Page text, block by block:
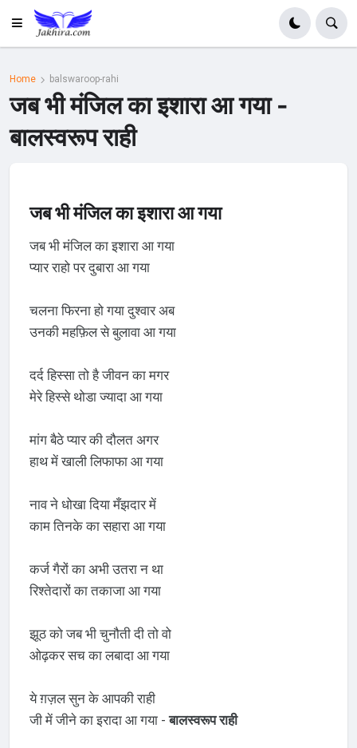
Home balswaroop-rahi
जब भी मंजिल का इशारा आ गया -
बालस्वरूप राही
जब भी मंजिल का इशारा आ गया
जब भी मंजिल का इशारा आ गया
प्यार राहो पर दुबारा आ गया
चलना फिरना हो गया दुश्वार अब
उनकी महफ़िल से बुलावा आ गया
दर्द हिस्सा तो है जीवन का मगर
मेरे हिस्से थोडा ज्यादा आ गया
मांग बैठे प्यार की दौलत अगर
हाथ में खाली लिफाफा आ गया
नाव ने धोखा दिया मँझदार में
काम तिनके का सहारा आ गया
कर्ज गैरों का अभी उतरा न था
रिश्तेदारों का तकाजा आ गया
झूठ को जब भी चुनौती दी तो वो
ओढ़कर सच का लबादा आ गया
ये ग़ज़ल सुन के आपकी राही
जी में जीने का इरादा आ गया -बालस्वरूप राही